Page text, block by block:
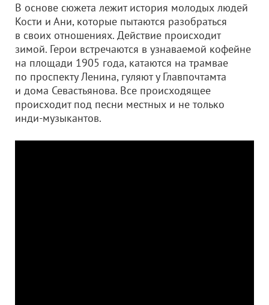
В основе сюжета лежит история молодых людей
Кости и Ани, которые пытаются разобраться
в своих отношениях. Действие происходит
зимой. Герои встречаются в узнаваемой кофейне
на площади 1905 года, катаются на трамвае
по проспекту Ленина, гуляют у Главпочтамта
и дома Севастьянова. Все происходящее
происходит под песни местных и не только
инди-музыкантов.